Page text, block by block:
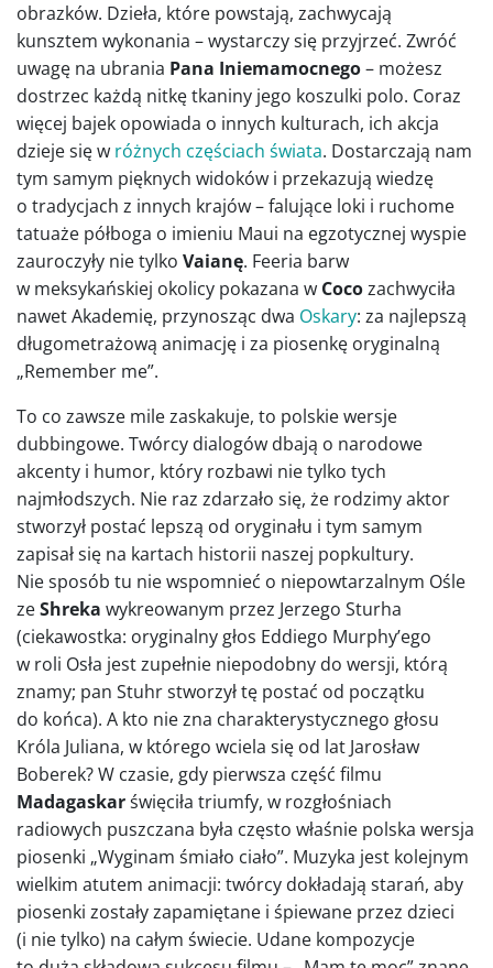
obrazków. Dzieła, które powstają, zachwycają
kunsztem wykonania – wystarczy się przyjrzeć. Zwróć
uwagę na ubrania Pana Iniemamocnego– możesz
dostrzec każdą nitkę tkaniny jego koszulki polo. Coraz
więcej bajek opowiada o innych kulturach, ich akcja
dzieje się w różnych częściach świata. Dostarczają nam
tym samym pięknych widoków i przekazują wiedzę
o tradycjach z innych krajów – falujące loki i ruchome
tatuaże półboga o imieniu Maui na egzotycznej wyspie
zauroczyły nie tylko Vaianę. Feeria barw
w meksykańskiej okolicy pokazana w Cocozachwyciła
nawet Akademię, przynosząc dwa Oskary: za najlepszą
długometrażową animację i za piosenkę oryginalną
„Remember me”.
To co zawsze mile zaskakuje, to polskie wersje
dubbingowe. Twórcy dialogów dbają o narodowe
akcenty i humor, który rozbawi nie tylko tych
najmłodszych. Nie raz zdarzało się, że rodzimy aktor
stworzył postać lepszą od oryginału i tym samym
zapisał się na kartach historii naszej popkultury.
Nie sposób tu nie wspomnieć o niepowtarzalnym Ośle
zeShreka wykreowanym przez Jerzego Sturha
(ciekawostka: oryginalny głos Eddiego Murphy’ego
w roli Osła jest zupełnie niepodobny do wersji, którą
znamy; pan Stuhr stworzył tę postać od początku
do końca). A kto nie zna charakterystycznego głosu
Króla Juliana, w którego wciela się od lat Jarosław
Boberek? W czasie, gdy pierwsza część filmu
Madagaskarświęciła triumfy, w rozgłośniach
radiowych puszczana była często właśnie polska wersja
piosenki „Wyginam śmiało ciało”. Muzyka jest kolejnym
wielkim atutem animacji: twórcy dokładają starań, aby
piosenki zostały zapamiętane i śpiewane przez dzieci
(i nie tylko) na całym świecie. Udane kompozycje